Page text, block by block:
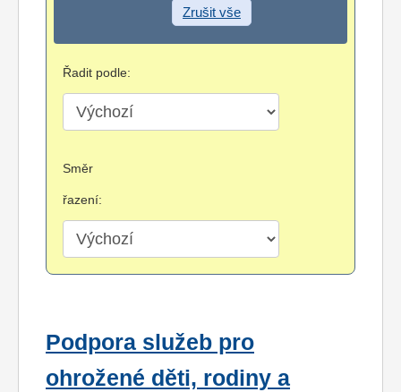
Zrušit vše
Řadit podle:
Směr
řazení:
Podpora služeb pro
ohrožené děti, rodiny a